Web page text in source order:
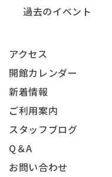
過去のイベント
アクセス
開館カレンダー
新着情報
ご利用案内
スタッフブログ
Q＆A
お問い合わせ